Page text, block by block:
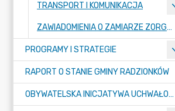
TRANSPORT I KOMUNIKACJA
ZAWIADOMIENIA O ZAMIARZE ZORGANIZOWANIA ZGROMADZENIA
PROGRAMY I STRATEGIE
RAPORT O STANIE GMINY RADZIONKÓW
OBYWATELSKA INICJATYWA UCHWAŁODAWCZA